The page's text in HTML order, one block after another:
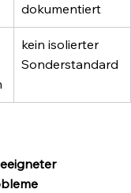
dokumentiert
kein isolierter
Sonderstandard